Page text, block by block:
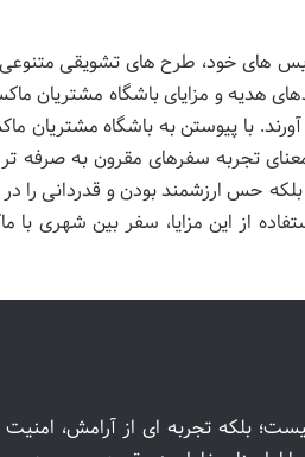
های خود، طرح های تشویقی
هدیه و مزایای باشگاه مشتریان
با پیوستن به باشگاه مشتریان
معنای تجربه سفرهای مقرون به
حس ارزشمند بودن و قدردانی را
از این مزایا، سفر بین شهری با
بلکه تجربه ای از آرامش،